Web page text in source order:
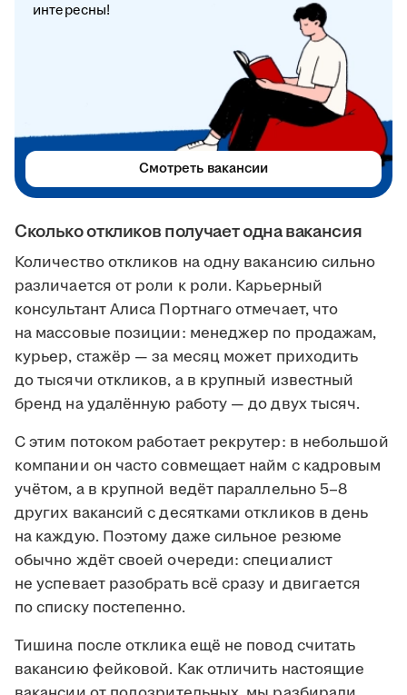
Сколько откликов получает одна вакансия
Количество откликов на одну вакансию сильно
различается от роли к роли. Карьерный
консультант Алиса Портнаго отмечает, что
на массовые позиции: менеджер по продажам,
курьер, стажёр — за месяц может приходить
до тысячи откликов, а в крупный известный
бренд на удалённую работу — до двух тысяч.
С этим потоком работает рекрутер: в небольшой
компании он часто совмещает найм с кадровым
учётом, а в крупной ведёт параллельно 5–8
других вакансий с десятками откликов в день
на каждую. Поэтому даже сильное резюме
обычно ждёт своей очереди: специалист
не успевает разобрать всё сразу и двигается
по списку постепенно.
Тишина после отклика ещё не повод считать
вакансию фейковой. Как отличить настоящие
интересны!
Смотреть вакансии